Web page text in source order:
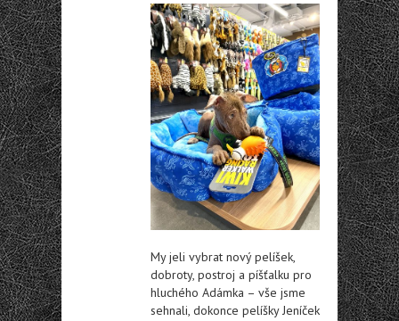
My jeli vybrat nový pelíšek,
dobroty, postroj a píšťalku pro
hluchého Adámka – vše jsme
sehnali, dokonce pelíšky Jeníček